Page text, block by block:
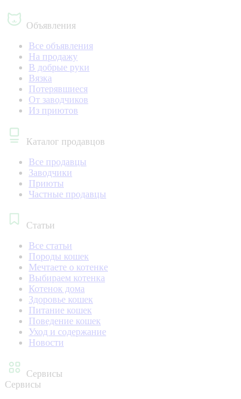
Объявления
Все объявления
На продажу
В добрые руки
Вязка
Потерявшиеся
От заводчиков
Из приютов
Каталог продавцов
Все продавцы
Заводчики
Приюты
Частные продавцы
Статьи
Все статьи
Породы кошек
Мечтаете о котенке
Выбираем котенка
Котенок дома
Здоровье кошек
Питание кошек
Поведение кошек
Уход и содержание
Новости
Сервисы
Сервисы